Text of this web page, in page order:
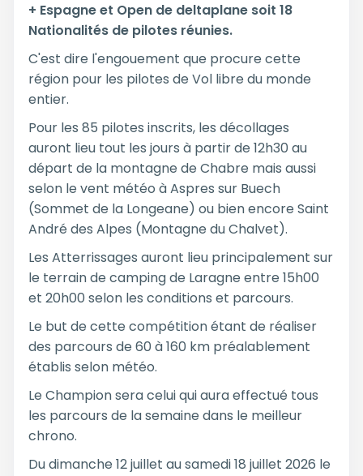
+ Espagne et Open de deltaplane soit 18
Nationalités de pilotes réunies.
C'est dire l'engouement que procure cette
région pour les pilotes de Vol libre du monde
entier.
Pour les 85 pilotes inscrits, les décollages
auront lieu tout les jours à partir de 12h30 au
départ de la montagne de Chabre mais aussi
selon le vent météo à Aspres sur Buech
(Sommet de la Longeane) ou bien encore Saint
André des Alpes (Montagne du Chalvet).
Les Atterrissages auront lieu principalement sur
le terrain de camping de Laragne entre 15h00
et 20h00 selon les conditions et parcours.
Le but de cette compétition étant de réaliser
des parcours de 60 à 160 km préalablement
établis selon météo.
Le Champion sera celui qui aura effectué tous
les parcours de la semaine dans le meilleur
chrono.
Du dimanche 12 juillet au samedi 18 juillet 2026 le